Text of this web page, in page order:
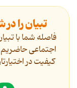
تبیان را
فاصله شما با
اجتماعی حاضریم
کیفیت در